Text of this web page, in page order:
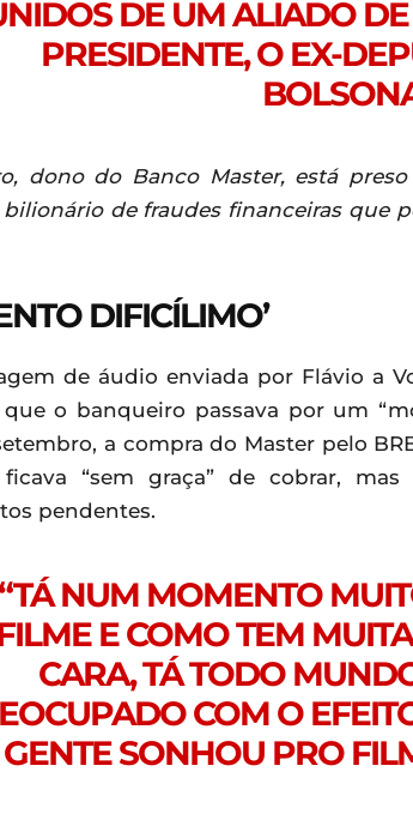
DE UM ALIADO
PRESIDENTE, O EX-
dono do Banco Master, está
de fraudes financeiras que
DIFICÍLIMO’
de áudio enviada por Flávio a
o banqueiro passava por um
a compra do Master pelo
“sem graça” de cobrar,
pendentes.
“TÁ NUM MOMENTO
E COMO TEM
CARA, TÁ TODO
COM O
GENTE SONHOU PRO